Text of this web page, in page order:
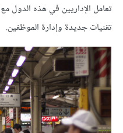
تعامل الإداريين في هذه الدول
تقنيات جديدة وإدارة الموظفين.